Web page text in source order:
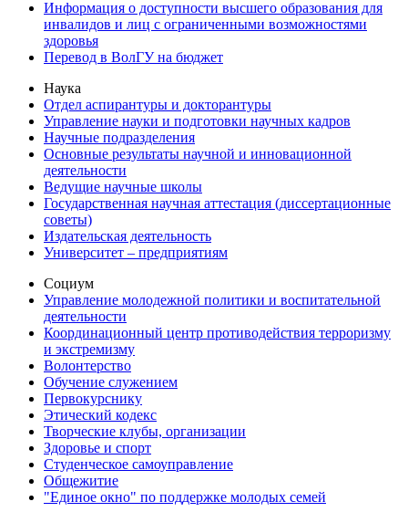
Информация о доступности высшего образования для
инвалидов и лиц с ограниченными возможностями
здоровья
Перевод в ВолГУ на бюджет
Наука
Отдел аспирантуры и докторантуры
Управление науки и подготовки научных кадров
Научные подразделения
Основные результаты научной и инновационной
деятельности
Ведущие научные школы
Государственная научная аттестация (диссертационные
советы)
Издательская деятельность
Университет – предприятиям
Социум
Управление молодежной политики и воспитательной
деятельности
Координационный центр противодействия терроризму
и экстремизму
Волонтерство
Обучение служением
Первокурснику
Этический кодекс
Творческие клубы, организации
Здоровье и спорт
Студенческое самоуправление
Общежитие
"Единое окно" по поддержке молодых семей